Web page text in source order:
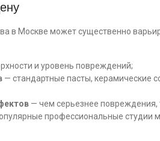
в Москве может существенно
и уровень повреждений;
— стандартные пасты, керамические
— чем серьезнее повреждения,
профессиональные студии